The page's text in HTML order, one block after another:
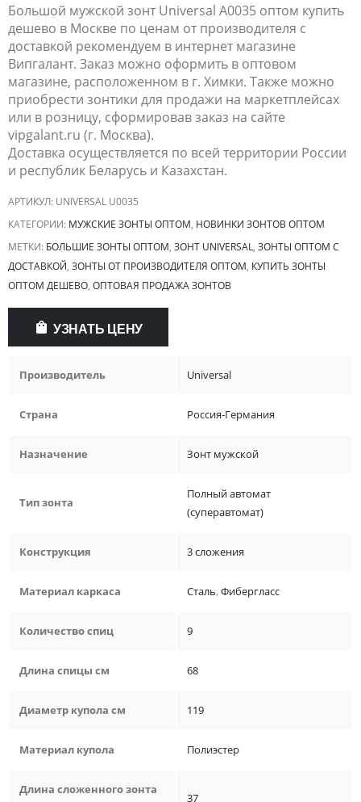
Большой мужской зонт Universal A0035 оптом купить
дешево в Москве по ценам от производителя с
доставкой рекомендуем в интернет магазине
Випгалант. Заказ можно оформить в оптовом
магазине, расположенном в г. Химки. Также можно
приобрести зонтики для продажи на маркетплейсах
или в розницу, сформировав заказ на сайте
vipgalant.ru (г. Москва).
Доставка осуществляется по всей территории России
и республик Беларусь и Казахстан.
АРТИКУЛ: UNIVERSAL U0035
КАТЕГОРИИ: МУЖСКИЕ ЗОНТЫ ОПТОМ, НОВИНКИ ЗОНТОВ ОПТОМ
МЕТКИ: БОЛЬШИЕ ЗОНТЫ ОПТОМ, ЗОНТ UNIVERSAL, ЗОНТЫ ОПТОМ С
ДОСТАВКОЙ, ЗОНТЫ ОТ ПРОИЗВОДИТЕЛЯ ОПТОМ, КУПИТЬ ЗОНТЫ
ОПТОМ ДЕШЕВО, ОПТОВАЯ ПРОДАЖА ЗОНТОВ
УЗНАТЬ ЦЕНУ
Производитель Universal
Страна Россия-Германия
Назначение Зонт мужской
Тип зонта
Полный автомат
(суперавтомат)
Конструкция 3 сложения
Материал каркаса Сталь,Фибергласс
Количество спиц 9
Длина спицы см 68
Диаметр купола см 119
Материал купола Полиэстер
Длина сложенного зонта
37